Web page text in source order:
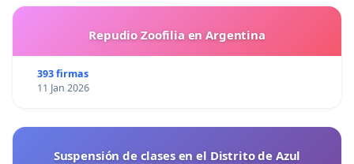
Repudio Zoofilia en Argentina
393 firmas
11 Jan 2026
Suspensión de clases en el Distrito de Azul